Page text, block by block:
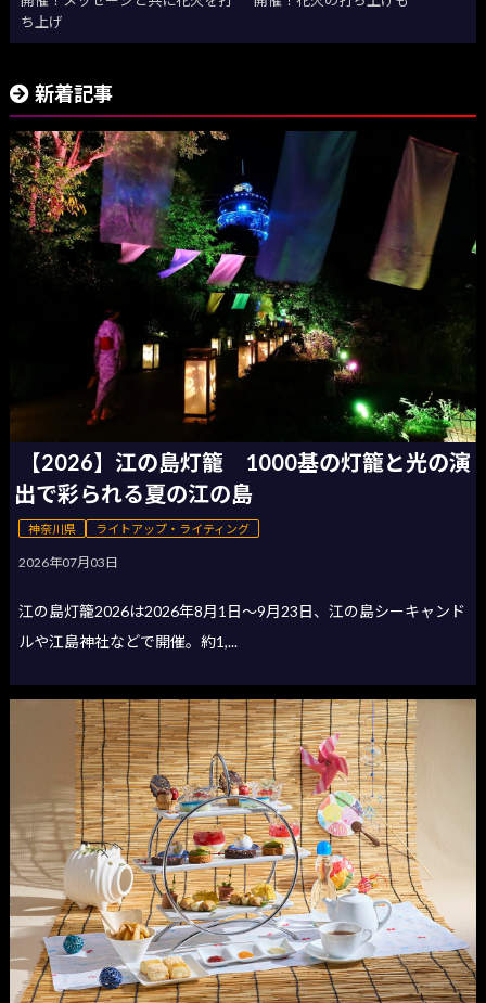
ち上げ
新着記事
【2026】江の島灯籠 1000基の灯籠と光の演
出で彩られる夏の江の島
神奈川県 ライトアップ・ライティング
2026年07月03日
江の島灯籠2026は2026年8月1日〜9月23日、江の島シーキャンド
ルや江島神社などで開催。約1,...